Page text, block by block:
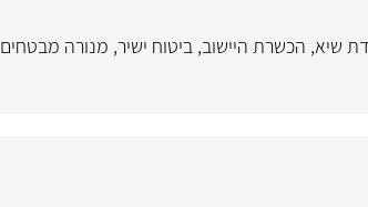
שיא, הכשרת היישוב, ביטוח ישיר, מנורה מבטחים